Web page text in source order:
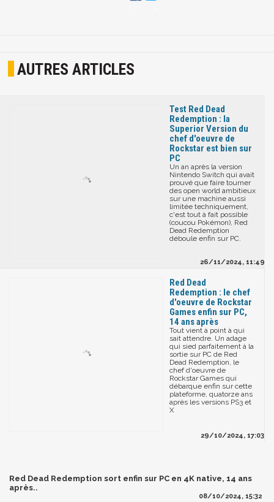
AUTRES ARTICLES
Test Red Dead
Redemption : la
Superior Version du
chef d'oeuvre de
Rockstar est bien sur
PC
Un an après la version
Nintendo Switch qui avait
prouvé que faire tourner
des open world ambitieux
sur une machine aussi
limitée techniquement,
c'est tout à fait possible
(coucou Pokémon), Red
Dead Redemption
déboule enfin sur PC.
26/11/2024, 11:49
Red Dead
Redemption : le chef
d'oeuvre de Rockstar
Games enfin sur PC,
14 ans après
Tout vient à point à qui
sait attendre. Un adage
qui sied parfaitement à la
sortie sur PC de Red
Dead Redemption, le
chef d'oeuvre de
Rockstar Games qui
débarque enfin sur cette
plateforme, quatorze ans
après les versions PS3 et
X
29/10/2024, 17:03
Red Dead Redemption sort enfin sur PC en 4K native, 14 ans
après..
08/10/2024, 15:32